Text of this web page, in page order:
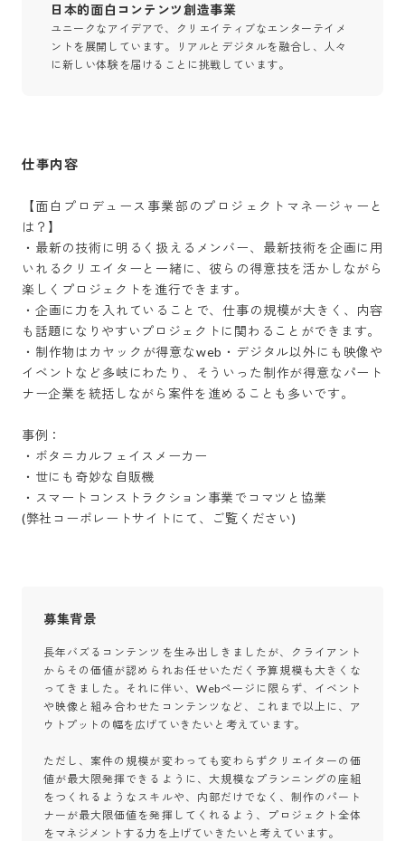
日本的面白コンテンツ創造事業
ユニークなアイデアで、クリエイティブなエンターテイメ
ントを展開しています。リアルとデジタルを融合し、人々
に新しい体験を届けることに挑戦しています。
仕事内容
【面白プロデュース事業部のプロジェクトマネージャーと
は？】
・最新の技術に明るく扱えるメンバー、最新技術を企画に用
いれるクリエイターと一緒に、彼らの得意技を活かしながら
楽しくプロジェクトを進行できます。
・企画に力を入れていることで、仕事の規模が大きく、内容
も話題になりやすいプロジェクトに関わることができます。
・制作物はカヤックが得意なweb・デジタル以外にも映像や
イベントなど多岐にわたり、そういった制作が得意なパート
ナー企業を統括しながら案件を進めることも多いです。
事例：
・ボタニカルフェイスメーカー
・世にも奇妙な自販機
・スマートコンストラクション事業でコマツと協業
(弊社コーポレートサイトにて、ご覧ください)
募集背景
長年バズるコンテンツを生み出しきましたが、クライアント
からその価値が認められお任せいただく予算規模も大きくな
ってきました。それに伴い、Webページに限らず、イベント
や映像と組み合わせたコンテンツなど、これまで以上に、ア
ウトプットの幅を広げていきたいと考えています。
ただし、案件の規模が変わっても変わらずクリエイターの価
値が最大限発揮できるように、大規模なプランニングの座組
をつくれるようなスキルや、内部だけでなく、制作のパート
ナーが最大限価値を発揮してくれるよう、プロジェクト全体
をマネジメントする力を上げていきたいと考えています。